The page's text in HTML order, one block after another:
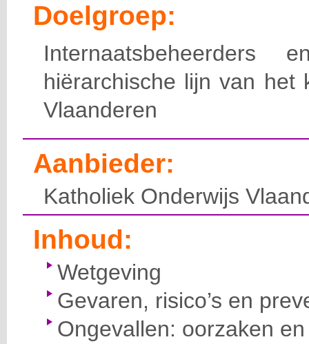
Doelgroep:
hiërarchische lijn van het
Vlaanderen
Aanbieder:
Katholiek Onderwijs
Inhoud:
Wetgeving
Gevaren, risico’s en
Ongevallen: oorzaken